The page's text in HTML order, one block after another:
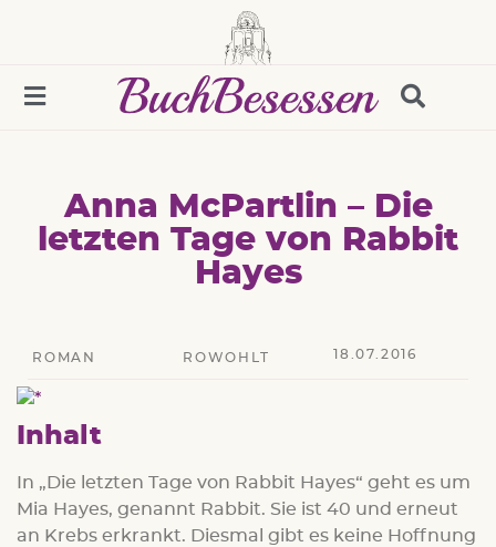
Anna McPartlin – Die
letzten Tage von Rabbit
Hayes
ROMAN ROWOHLT 18.07.2016
Inhalt
In „Die letzten Tage von Rabbit Hayes“ geht es um
Mia Hayes, genannt Rabbit. Sie ist 40 und erneut
an Krebs erkrankt. Diesmal gibt es keine Hoffnung